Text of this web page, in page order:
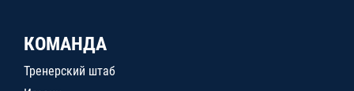
КОМАНДА
Тренерский штаб